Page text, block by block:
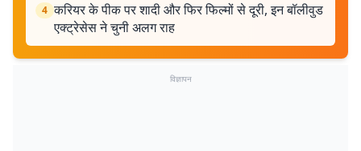
4 करियर के पीक पर शादी और फिर फिल्मों से दूरी, इन बॉलीवुड
एक्ट्रेसेस ने चुनी अलग राह
विज्ञापन